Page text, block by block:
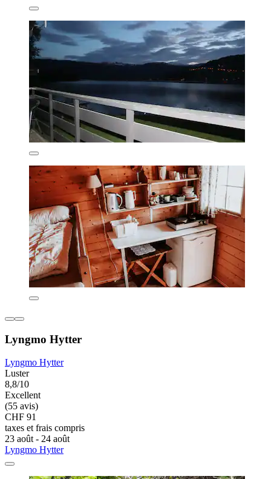
Lyngmo Hytter
Lyngmo Hytter
Luster
8,8/10
Excellent
(55 avis)
CHF 91
taxes et frais compris
23 août - 24 août
Lyngmo Hytter